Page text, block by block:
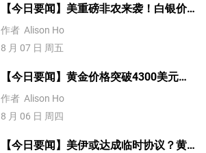
【今日要闻】美重磅非农来袭！白银价
格涨4%，黄金创一个多月新高
作者 Alison Ho
8 月 07 日 周五
【今日要闻】黄金价格突破4300美元，
比特币逼近6.5万，关注伊朗谈判
作者 Alison Ho
8 月 06 日 周四
【今日要闻】美伊或达成临时协议？黄